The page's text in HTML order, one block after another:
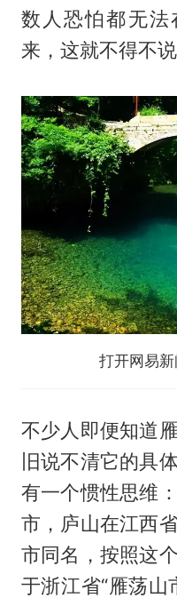
数人恐怕都无
来，这就不得不说
打开网易
不少人即便知道
旧说不清它的具
有一个惯性思维
市，庐山在江西
市同名，按照这
于浙江省“雁荡山